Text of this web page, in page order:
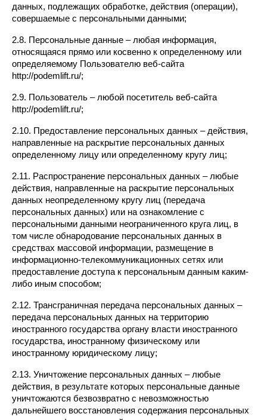
данных, подлежащих обработке, действия (операции),
совершаемые с персональными данными;
2.8. Персональные данные – любая информация,
относящаяся прямо или косвенно к определенному или
определяемому Пользователю веб-сайта
http://podemlift.ru/;
2.9. Пользователь – любой посетитель веб-сайта
http://podemlift.ru/;
2.10. Предоставление персональных данных – действия,
направленные на раскрытие персональных данных
определенному лицу или определенному кругу лиц;
2.11. Распространение персональных данных – любые
действия, направленные на раскрытие персональных
данных неопределенному кругу лиц (передача
персональных данных) или на ознакомление с
персональными данными неограниченного круга лиц, в
том числе обнародование персональных данных в
средствах массовой информации, размещение в
информационно-телекоммуникационных сетях или
предоставление доступа к персональным данным каким-
либо иным способом;
2.12. Трансграничная передача персональных данных –
передача персональных данных на территорию
иностранного государства органу власти иностранного
государства, иностранному физическому или
иностранному юридическому лицу;
2.13. Уничтожение персональных данных – любые
действия, в результате которых персональные данные
уничтожаются безвозвратно с невозможностью
дальнейшего восстановления содержания персональных